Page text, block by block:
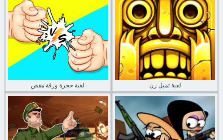
لعبة حجرة ورقة مقص لعبة تمبل رن